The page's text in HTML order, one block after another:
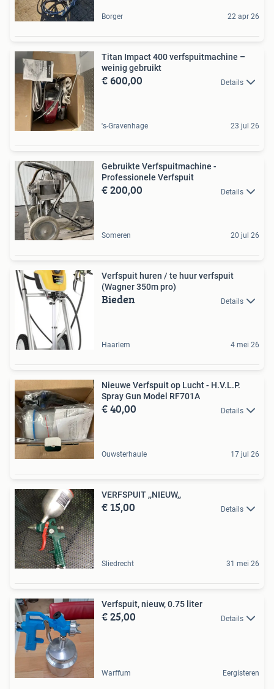
Borger 22 apr 26
Titan Impact 400 verfspuitmachine –
weinig gebruikt
€ 600,00 Details
's-Gravenhage 23 jul 26
Gebruikte Verfspuitmachine -
Professionele Verfspuit
€ 200,00 Details
Someren 20 jul 26
Verfspuit huren / te huur verfspuit
(Wagner 350m pro)
Bieden Details
Haarlem 4 mei 26
Nieuwe Verfspuit op Lucht - H.V.L.P.
Spray Gun Model RF701A
€ 40,00 Details
Ouwsterhaule 17 jul 26
VERFSPUIT ,,NIEUW,,
€ 15,00 Details
Sliedrecht 31 mei 26
Verfspuit, nieuw, 0.75 liter
€ 25,00 Details
Warffum Eergisteren